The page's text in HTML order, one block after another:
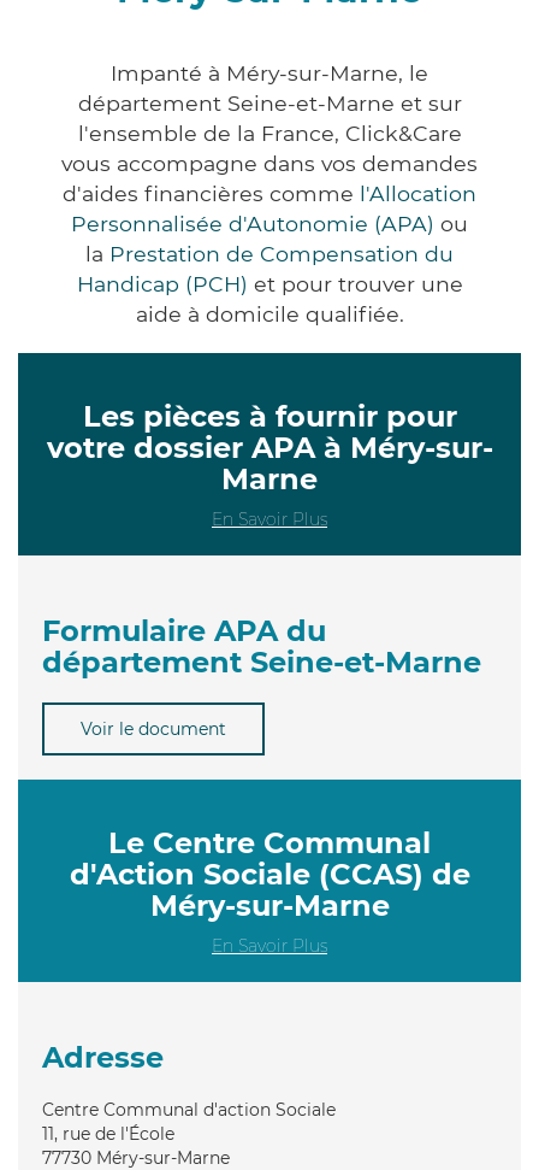
Impanté à Méry-sur-Marne, le
département Seine-et-Marne et sur
l'ensemble de la France, Click&Care
vous accompagne dans vos demandes
d'aides financières comme l'Allocation
Personnalisée d'Autonomie (APA) ou
la Prestation de Compensation du
Handicap (PCH) et pour trouver une
aide à domicile qualifiée.
Les pièces à fournir pour
votre dossier APA à Méry-sur-
Marne
En Savoir Plus
Formulaire APA du
département Seine-et-Marne
Voir le document
Le Centre Communal
d'Action Sociale (CCAS) de
Méry-sur-Marne
En Savoir Plus
Adresse
Centre Communal d'action Sociale
11, rue de l'École
77730 Méry-sur-Marne